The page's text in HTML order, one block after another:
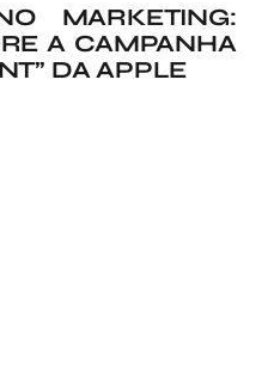
MARKETING:
A CAMPANHA
DA APPLE